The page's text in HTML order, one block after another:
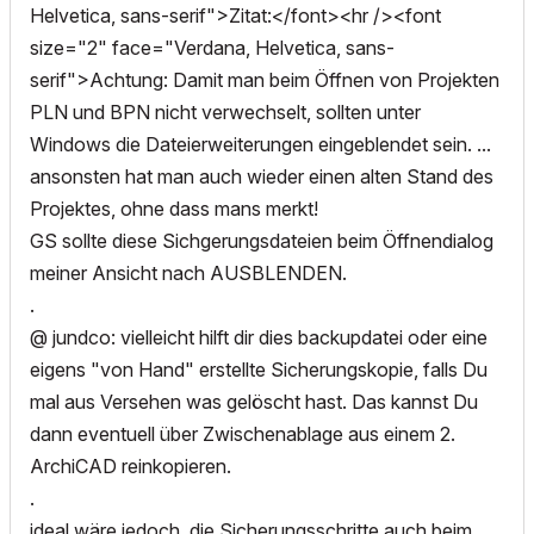
Helvetica, sans-serif">Zitat:</font><hr /><font
size="2" face="Verdana, Helvetica, sans-
serif">Achtung: Damit man beim Öffnen von Projekten
PLN und BPN nicht verwechselt, sollten unter
Windows die Dateierweiterungen eingeblendet sein. ...
ansonsten hat man auch wieder einen alten Stand des
Projektes, ohne dass mans merkt!
GS sollte diese Sichgerungsdateien beim Öffnendialog
meiner Ansicht nach AUSBLENDEN.
.
@ jundco: vielleicht hilft dir dies backupdatei oder eine
eigens "von Hand" erstellte Sicherungskopie, falls Du
mal aus Versehen was gelöscht hast. Das kannst Du
dann eventuell über Zwischenablage aus einem 2.
ArchiCAD reinkopieren.
.